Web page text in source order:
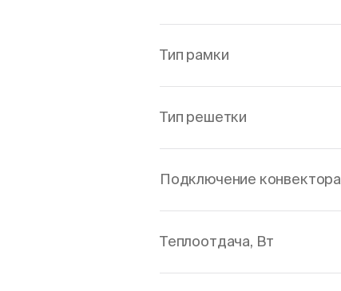
Тип рамки
Тип решетки
Подключение конвектора
Теплоотдача, Вт